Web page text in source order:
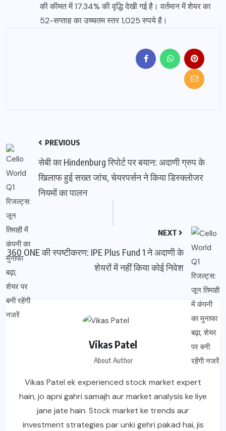
की कीमत में 17.34% की वृद्धि देखी गई है। वर्तमान में शेयर का
52-सप्ताह का उच्चतम स्तर 1,025 रुपये है।
PREVIOUS
सेबी का Hindenburg रिपोर्ट पर बयान: अदाणी ग्रुप के
खिलाफ हुई सख्त जांच, चेयरपर्सन ने किया डिस्क्लोजर
नियमों का पालन
NEXT
360 ONE की स्पष्टीकरण: IPE Plus Fund 1 ने अदाणी के
शेयरों में नहीं किया कोई निवेश
Vikas Patel
About Author
Vikas Patel ek experienced stock market expert
hain, jo apni gahri samajh aur market analysis ke liye
jane jate hain. Stock market ke trends aur
investment strategies par unki gehri pakad hai, jis